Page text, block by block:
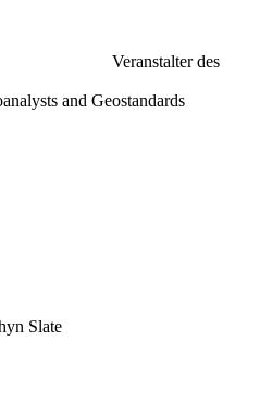
Veranstalter des
and Geostandards
Slate